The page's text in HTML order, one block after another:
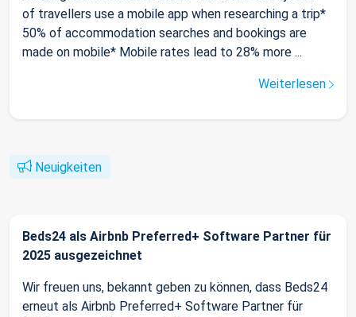
of travellers use a mobile app when researching a trip*
50% of accommodation searches and bookings are
made on mobile* Mobile rates lead to 28% more ...
Weiterlesen
Neuigkeiten
Beds24 als Airbnb Preferred+ Software Partner für
2025 ausgezeichnet
Wir freuen uns, bekannt geben zu können, dass Beds24
erneut als Airbnb Preferred+ Software Partner für